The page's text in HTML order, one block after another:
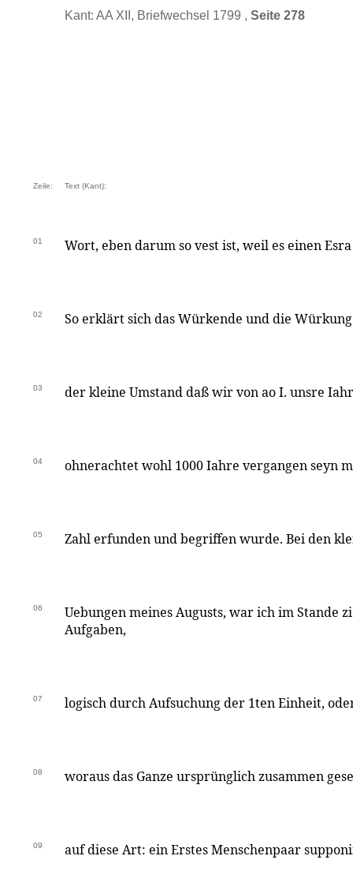
Kant: AA XII, Briefwechsel 1799 , Seite 278
Zeile: Text (Kant):
01 Wort, eben darum so vest ist, weil es einen
02 So erklärt sich das Würkende und die
03 der kleine Umstand daß wir von ao I. unsre
04 ohnerachtet wohl 1000 Iahre vergangen seyn
05 Zahl erfunden und begriffen wurde. Bei den
06
Uebungen meines Augusts, war ich im Stande
Aufgaben,
07 logisch durch Aufsuchung der 1ten Einheit,
08 woraus das Ganze ursprünglich zusammen
09 auf diese Art: ein Erstes Menschenpaar